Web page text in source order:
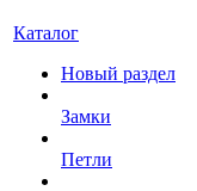
Каталог
Новый раздел
Замки
Петли